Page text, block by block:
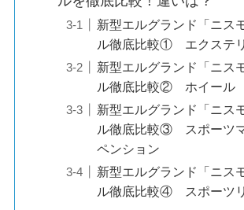
新型エルグランド「ニス
ル徹底比較① エクステ
新型エルグランド「ニス
ル徹底比較② ホイール
新型エルグランド「ニス
ル徹底比較③ スポーツ
ペンション
新型エルグランド「ニス
ル徹底比較④ スポーツ